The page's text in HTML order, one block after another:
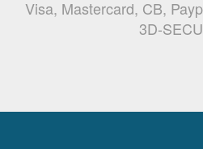
Visa, Mastercard, CB,
3D-